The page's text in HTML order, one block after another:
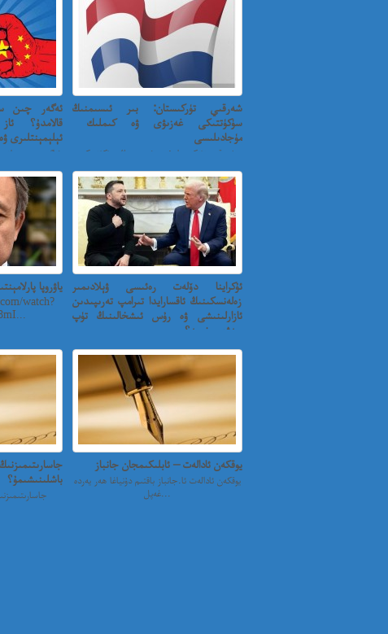
ئەگەر چىن
قالامدۇ؟
ئېلېمېنتلىرى
ئەگەر چىن
شەرقىي تۈركىستان: بىر ئىسىمنىڭ
سۈكۈتتىكى غەزىۋى ۋە كىملىك ​​
مۈجادىلىسى
شەرقىي تۈركىستان: بىر ئىسىمنىڭ سۈكۈتتىكى
ياۋروپا
watch?
ئۇكراينا دۆلەت رەئىسى ۋېلادىمىر
زەلەنسكىنىڭ ئاقسارايدا تىرامپ تەرىپىدىن
ئازارلىنىشى ۋە رۇس ئىشخالىنىڭ تۈپ
سەۋەبى نىمە؟
ئاقسارايدا ت...
باشلىنىشىمۇ؟
يوقكەن ئادالەت – ئابلىكىمجان جانباز
يوقكەن ئادالەت ئا.جانباز باقتىم دۇنياغا ھەر يەردە
غەپل...